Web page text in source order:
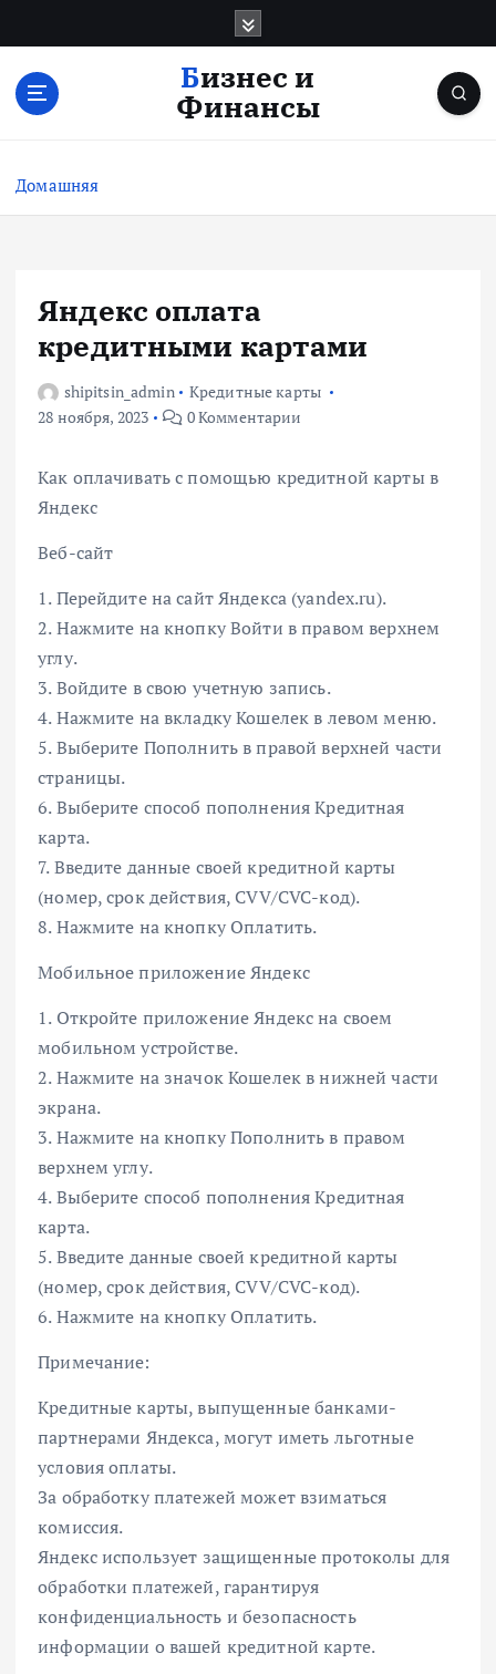
с
Бизнес и
Финансы
Домашняя
Яндекс оплата
кредитными картами
shipitsin_admin
Кредитные карты
28 ноября, 2023
0 Комментарии
Как оплачивать с помощью кредитной карты в
Яндекс
Веб-сайт
1. Перейдите на сайт Яндекса (yandex.ru).
2. Нажмите на кнопку Войти в правом верхнем
углу.
3. Войдите в свою учетную запись.
4. Нажмите на вкладку Кошелек в левом меню.
5. Выберите Пополнить в правой верхней части
страницы.
6. Выберите способ пополнения Кредитная
карта.
7. Введите данные своей кредитной карты
(номер, срок действия, CVV/CVC-код).
8. Нажмите на кнопку Оплатить.
Мобильное приложение Яндекс
1. Откройте приложение Яндекс на своем
мобильном устройстве.
2. Нажмите на значок Кошелек в нижней части
экрана.
3. Нажмите на кнопку Пополнить в правом
верхнем углу.
4. Выберите способ пополнения Кредитная
карта.
5. Введите данные своей кредитной карты
(номер, срок действия, CVV/CVC-код).
6. Нажмите на кнопку Оплатить.
Примечание:
Кредитные карты, выпущенные банками-
партнерами Яндекса, могут иметь льготные
условия оплаты.
За обработку платежей может взиматься
комиссия.
Яндекс использует защищенные протоколы для
обработки платежей, гарантируя
конфиденциальность и безопасность
информации о вашей кредитной карте.